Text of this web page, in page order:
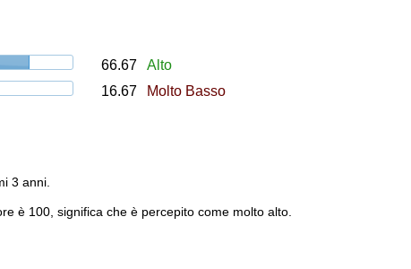
66.67
Alto
16.67 Molto Basso
3 anni.
è 100, significa che è percepito come molto alto.